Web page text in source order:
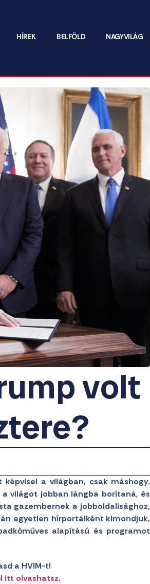
HÍREK BELFÖLD NAGYVILÁG
volt
a világban, csak máshogy.
világot jobban lángba borítaná, és
gazembernek a jobboldalisághoz,
egyetlen hírportálként kimondjuk,
alapítású és programot
a HVIM-t!
itt olvashatsz.